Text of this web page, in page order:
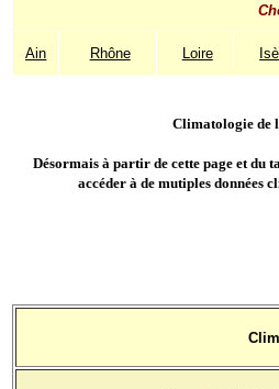
Ain Rhône Loire
Climatologie de
Désormais à partir de cette page et du
accéder à de mutiples données